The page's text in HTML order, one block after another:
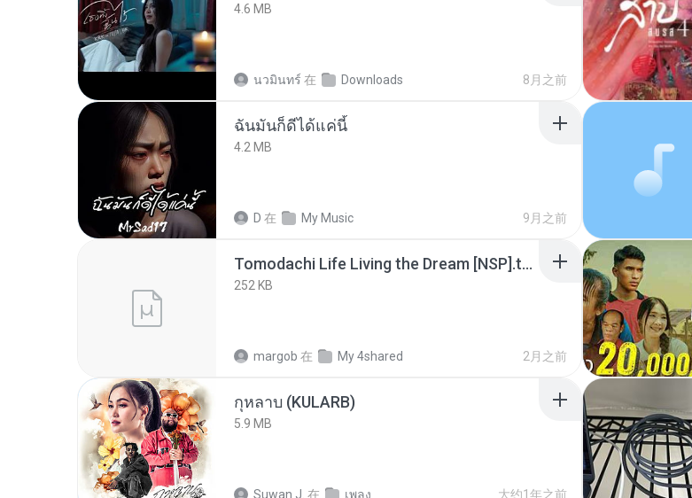
4.6 MB
นวมินทร์ 在 Downloads 8月之前
ฉันมันก็ดีได้แค่นี้
4.2 MB
D 在 My Music 9月之前
Tomodachi Life Living the Dream [NSP].torrent
252 KB
margob 在 My 4shared 2月之前
กุหลาบ (KULARB)
5.9 MB
Suwan J. 在 เพลง 大约1年之前